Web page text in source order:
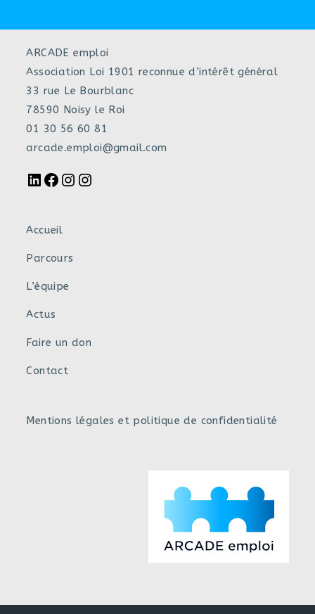
ARCADE emploi
Association Loi 1901 reconnue d’intérêt général
33 rue Le Bourblanc
78590 Noisy le Roi
01 30 56 60 81
arcade.emploi@gmail.com
Accueil
Parcours
L’équipe
Actus
Faire un don
Contact
Mentions légales et politique de confidentialité